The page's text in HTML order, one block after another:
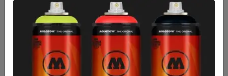
Felül spirálozott rajztömb 25 lap, 150g/m2 fehér
savmentes papírból. Ajánlott: Ceruza, szén,
porpasztell, olajpasztell rajzokhoz kezdő és haladó
szinten.